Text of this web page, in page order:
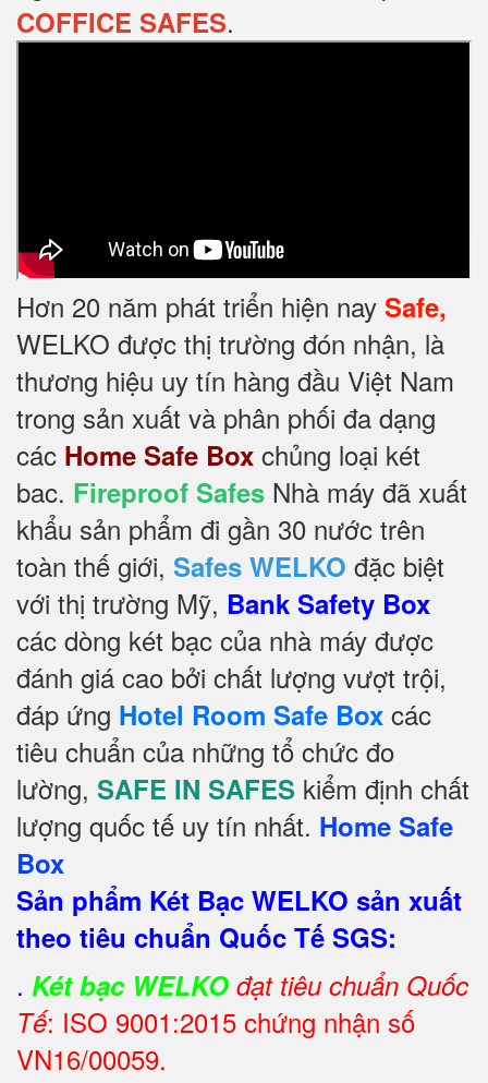
COFFICE SAFES.
Hơn 20 năm phát triển hiện nay Safe,
WELKO được thị trường đón nhận, là
thương hiệu uy tín hàng đầu Việt Nam
trong sản xuất và phân phối đa dạng
các Home Safe Box chủng loại két
bac. Fireproof Safes Nhà máy đã xuất
khẩu sản phẩm đi gần 30 nước trên
toàn thế giới, Safes WELKO đặc biệt
với thị trường Mỹ, Bank Safety Box
các dòng két bạc của nhà máy được
đánh giá cao bởi chất lượng vượt trội,
đáp ứng Hotel Room Safe Box các
tiêu chuẩn của những tổ chức đo
lường, SAFE IN SAFES kiểm định chất
lượng quốc tế uy tín nhất. Home Safe
Box
Sản phẩm Két Bạc WELKO sản xuất
theo tiêu chuẩn Quốc Tế SGS:
. Két bạc WELKO đạt tiêu chuẩn Quốc
Tế: ISO 9001:2015 chứng nhận số
VN16/00059.